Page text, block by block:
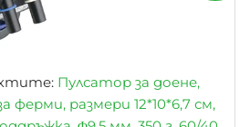
Пулсатор за доене,
ферми, размери 12*10*6,7 см,